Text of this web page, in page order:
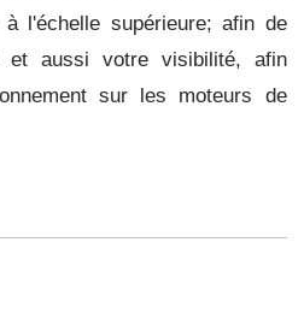
à l'échelle supérieure;afin de
et aussi votre visibilité, afin
sur les moteurs de